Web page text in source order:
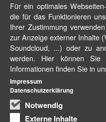
Für ein optimales
die für das Funktionieren
Ihrer Zustimmung
zur Anzeige externer Inhalte
Soundcloud, ...) oder zu
werden. Hier können Sie
Informationen finden Sie in
Notwendig
Externe Inhalte
Impressum
Datenschutzerklärung